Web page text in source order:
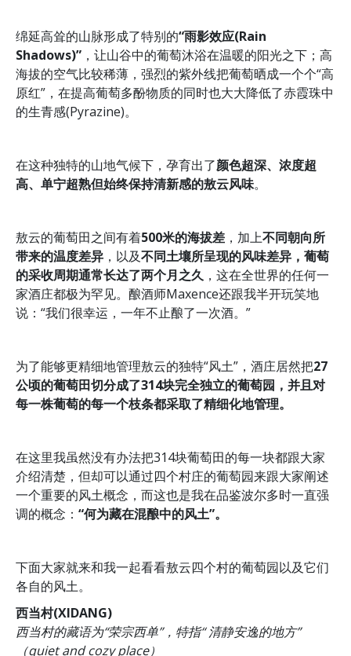
绵延高耸的山脉形成了特别的“雨影效应(Rain
Shadows)” ，让山谷中的葡萄沐浴在温暖的阳光之下；高
海拔的空气比较稀薄，强烈的紫外线把葡萄晒成一个个“高
原红”，在提高葡萄多酚物质的同时也大大降低了赤霞珠中
的生青感(Pyrazine)。
在这种独特的山地气候下，孕育出了颜色超深、浓度超
高、单宁超熟但始终保持清新感的敖云风味。
敖云的葡萄田之间有着500米的海拔差 ，加上不同朝向所
带来的温度差异 ，以及不同土壤所呈现的风味差异 ，葡萄
的采收周期通常长达了两个月之久 ，这在全世界的任何一
家酒庄都极为罕见。酿酒师Maxence还跟我半开玩笑地
说：“我们很幸运，一年不止酿了一次酒。”
为了能够更精细地管理敖云的独特“风土”，酒庄居然把27
公顷的葡萄田切分成了314块完全独立的葡萄园 ，并且对
每一株葡萄的每一个枝条都采取了精细化地管理。
在这里我虽然没有办法把314块葡萄田的每一块都跟大家
介绍清楚，但却可以通过四个村庄的葡萄园来跟大家阐述
一个重要的风土概念，而这也是我在品鉴波尔多时一直强
调的概念： “何为藏在混酿中的风土”。
下面大家就来和我一起看看敖云四个村的葡萄园以及它们
各自的风土。
西当村(XIDANG)
西当村的藏语为“荣宗西单”，特指“ 清静安逸的地方”
（quiet and cozy place）